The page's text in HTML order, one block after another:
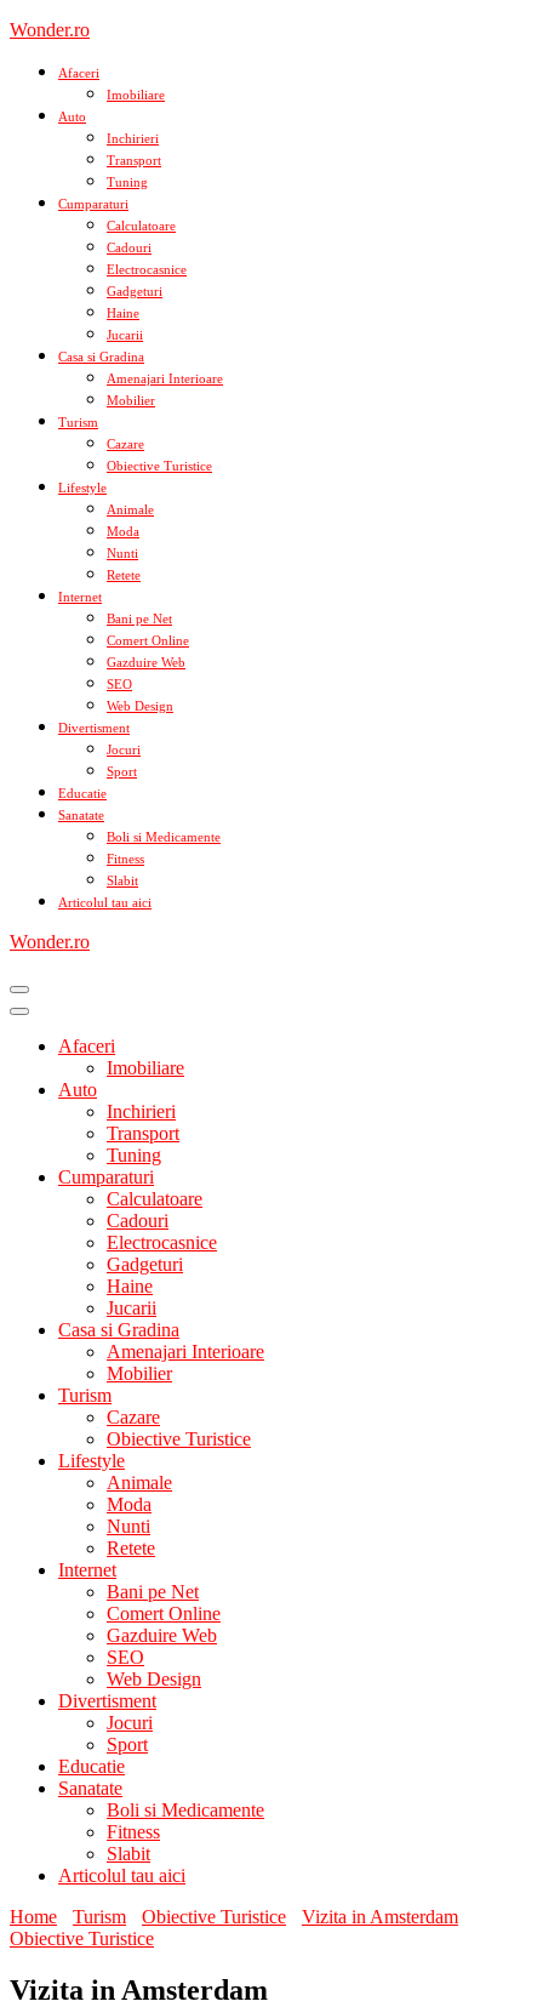
Skip
content
Wonder.ro
Afaceri
Imobiliare
Auto
Inchirieri
Transport
Tuning
Cumparaturi
Calculatoare
Cadouri
Electrocasnice
Gadgeturi
Haine
Jucarii
Casa si Gradina
Amenajari Interioare
Mobilier
Turism
Cazare
Obiective Turistice
Lifestyle
Animale
Moda
Nunti
Retete
Internet
Bani pe Net
Comert Online
Gazduire Web
SEO
Web Design
Divertisment
Jocuri
Sport
Educatie
Sanatate
Boli si Medicamente
Fitness
Slabit
Articolul tau aici
Wonder.ro
Afaceri
Imobiliare
Auto
Inchirieri
Transport
Tuning
Cumparaturi
Calculatoare
Cadouri
Electrocasnice
Gadgeturi
Haine
Jucarii
Casa si Gradina
Amenajari Interioare
Mobilier
Turism
Cazare
Obiective Turistice
Lifestyle
Animale
Moda
Nunti
Retete
Internet
Bani pe Net
Comert Online
Gazduire Web
SEO
Web Design
Divertisment
Jocuri
Sport
Educatie
Sanatate
Boli si Medicamente
Fitness
Slabit
Articolul tau aici
Home
Turism Obiective Turistice
Vizita in Amsterdam
Obiective Turistice
Vizita in Amsterdam